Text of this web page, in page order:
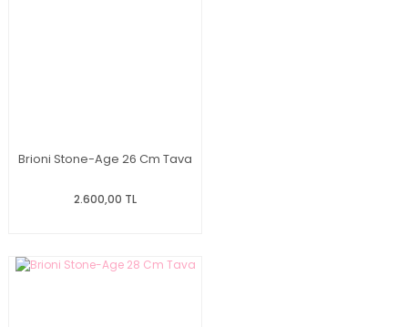
Brioni Stone-Age 26 Cm Tava
2.600,00 TL